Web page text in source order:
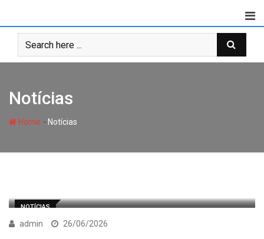
content
Notícias
Home - Notícias
NOTÍCIAS
admin 26/06/2026